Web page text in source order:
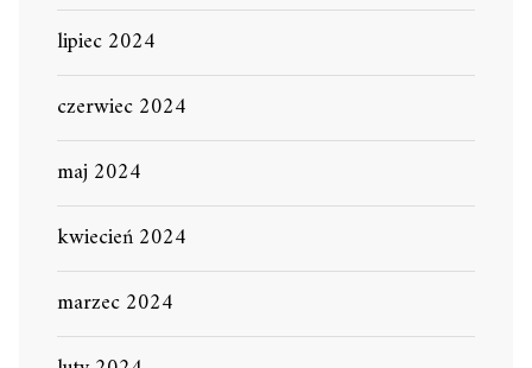
lipiec 2024
czerwiec 2024
maj 2024
kwiecień 2024
marzec 2024